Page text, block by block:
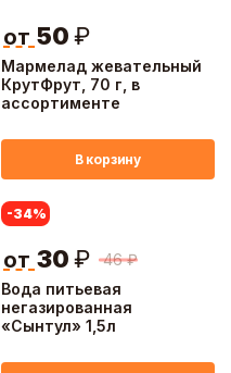
Мармелад жевательный
КрутФрут, 70 г, в
ассортименте
от 50 ₽
В корзину
Вода питьевая
негазированная
«Сынтул» 1,5л
-34%
46 ₽
от 30 ₽